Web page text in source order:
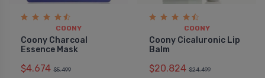
COONY
Coony Charcoal
Essence Mask
$4.674 $5.499
COONY
Coony Cicaluronic Lip
Balm
$20.824 $24.499